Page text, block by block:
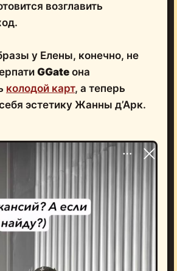
возглавить
у Елены, конечно, не
GGate она
колодой карт, а теперь
эстетику Жанны д’Арк.